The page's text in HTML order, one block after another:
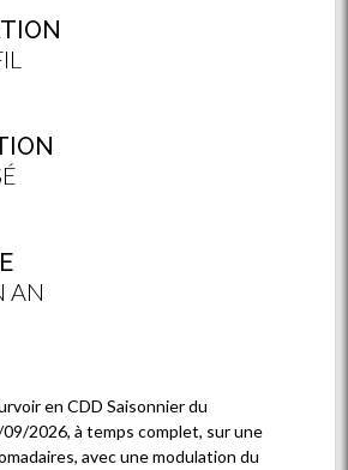
AN
en CDD Saisonnier du
2026, à temps complet, sur une
avec une modulation du